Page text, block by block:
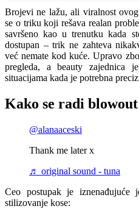
Brojevi ne lažu, ali viralnost
se o triku koji rešava realan
savršeno kao u trenutku kada
dostupan – trik ne zahteva
već nemate kod kuće. Upravo
pregleda, a beauty zajednica
situacijama kada je potrebna
Kako se radi
@alanaaceski
Thank me later x
♬ original sound - tuna
Ceo postupak je iznenađujuće
stilizovanje kose: